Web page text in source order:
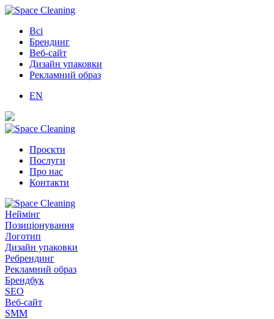
Всі
Брендинг
Веб-сайт
Дизайн упаковки
Рекламний образ
EN
Проєкти
Послуги
Про нас
Контакти
Неймінг
Позиціонування
Логотип
Дизайн упаковки
Ребрендинг
Рекламний образ
Брендбук
SEO
Веб-сайт
SMM